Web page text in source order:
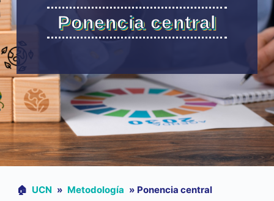
Ponencia central
🏠︎ UCN » Metodología » Ponencia central